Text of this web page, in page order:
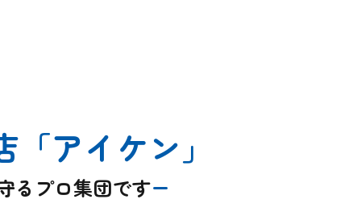
「アイケン」
るプロ集団です